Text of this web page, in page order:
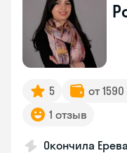
5 от
1 отзыв
Окончила